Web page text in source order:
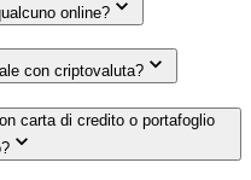
online?
con criptovaluta?
carta di credito o portafoglio